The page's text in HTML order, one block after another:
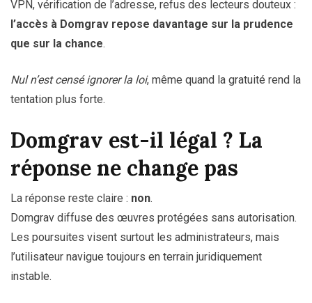
VPN, vérification de l’adresse, refus des lecteurs douteux :
l’accès à Domgrav repose davantage sur la prudence
que sur la chance.
Nul n’est censé ignorer la loi, même quand la gratuité rend la
tentation plus forte.
Domgrav est-il légal ? La
réponse ne change pas
La réponse reste claire : non.
Domgrav diffuse des œuvres protégées sans autorisation.
Les poursuites visent surtout les administrateurs, mais
l’utilisateur navigue toujours en terrain juridiquement
instable.